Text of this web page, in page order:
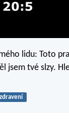
lidu: Toto
jsem tvé slzy.